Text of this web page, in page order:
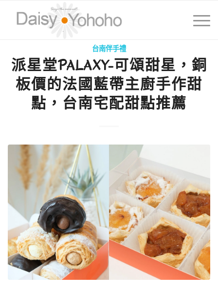
台南伴手禮
派星堂PALAXY-可頌甜星，銅
板價的法國藍帶主廚手作甜
點，台南宅配甜點推薦